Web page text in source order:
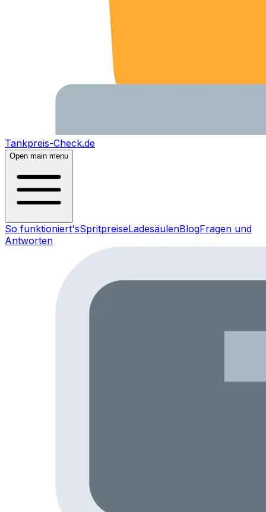
Tankpreis-Check.de
Open main menu
So funktioniert'sSpritpreiseLadesäulenBlogFragen und
Antworten